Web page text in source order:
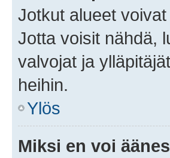
Jotkut alueet
Jotta voisit nähdä,
valvojat ja
heihin.
Ylös
Miksi en voi